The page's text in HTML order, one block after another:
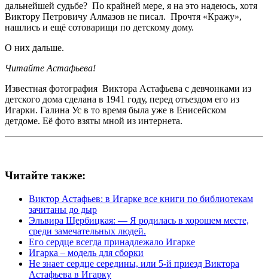
дальнейшей судьбе? По крайней мере, я на это надеюсь, хотя
Виктору Петровичу Алмазов не писал. Прочтя «Кражу»,
нашлись и ещё сотоварищи по детскому дому.
О них дальше.
Читайте Астафьева!
Известная фотография Виктора Астафьева с девчонками из
детского дома сделана в 1941 году, перед отъездом его из
Игарки. Галина Ус в то время была уже в Енисейском
детдоме. Её фото взяты мной из интернета.
Читайте также:
Виктор Астафьев: в Игарке все книги по библиотекам
зачитаны до дыр
Эльвира Щербицкая: — Я родилась в хорошем месте,
среди замечательных людей.
Его сердце всегда принадлежало Игарке
Игарка – модель для сборки
Не знает сердце середины, или 5-й приезд Виктора
Астафьева в Игарку